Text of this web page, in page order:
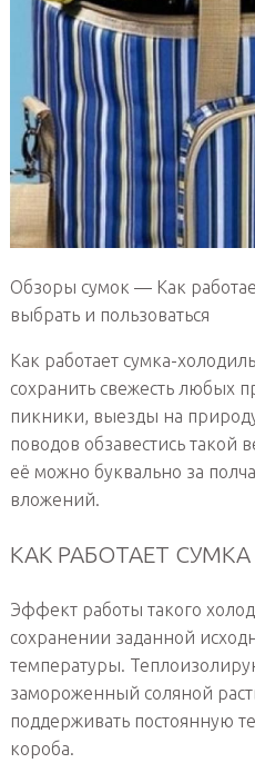
Обзоры сумок — Как
выбрать и пользоваться
Как работает сумка-
сохранить свежесть любых
пикники, выезды на
поводов обзавестись такой
её можно буквально за
вложений.
КАК РАБОТАЕТ
Эффект работы такого
сохранении заданной
температуры.
замороженный соляной
поддерживать постоянную
короба.